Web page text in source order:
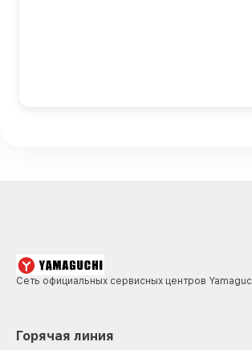
Сеть официальных сервисных центров
Горячая линия